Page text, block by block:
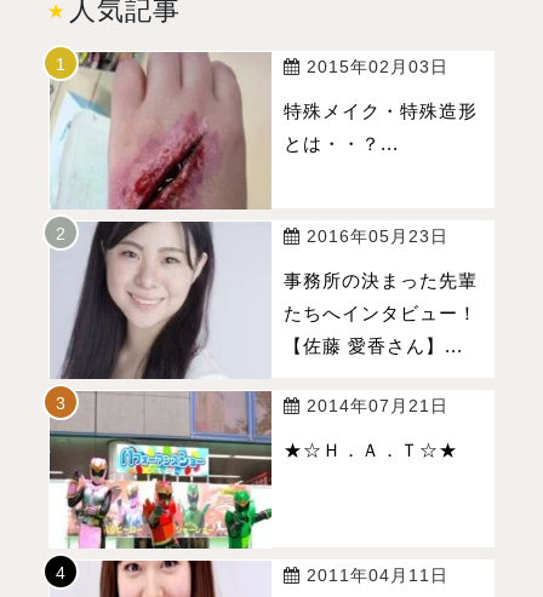
人気記事
2015年02月03日
特殊メイク・特殊造形
とは・・？...
2016年05月23日
事務所の決まった先輩
たちへインタビュー！
【佐藤 愛香さん】...
2014年07月21日
★☆Ｈ．Ａ．Ｔ☆★
2011年04月11日